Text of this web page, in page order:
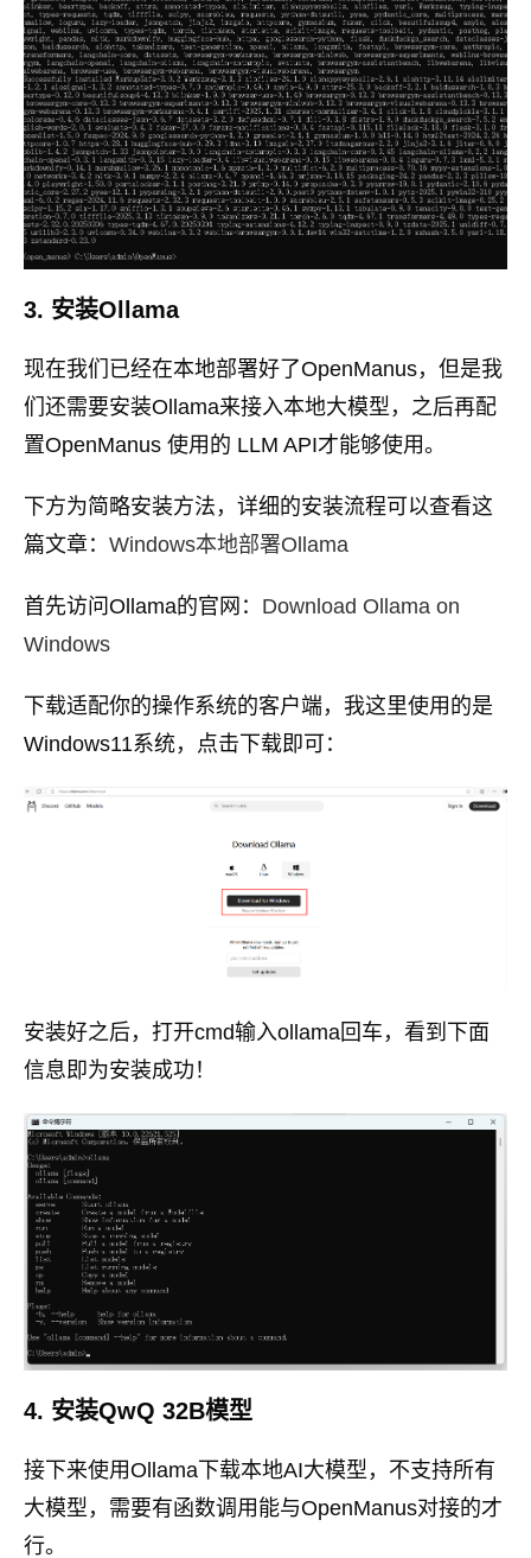
3. 安装Ollama
现在我们已经在本地部署好了OpenManus，但是我
们还需要安装Ollama来接入本地大模型，之后再配
置OpenManus 使用的 LLM API才能够使用。
下方为简略安装方法，详细的安装流程可以查看这
篇文章： Windows本地部署Ollama
首先访问Ollama的官网： Download Ollama on
Windows
下载适配你的操作系统的客户端，我这里使用的是
Windows11系统，点击下载即可：
安装好之后，打开cmd输入ollama回车，看到下面
信息即为安装成功！
4. 安装QwQ 32B模型
接下来使用Ollama下载本地AI大模型，不支持所有
大模型，需要有函数调用能与OpenManus对接的才
行。